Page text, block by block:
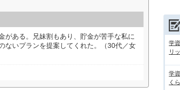
がある。兄妹割もあり、貯金が苦手な私に
ないプランを提案してくれた。（30代／女
学
リ
学
く